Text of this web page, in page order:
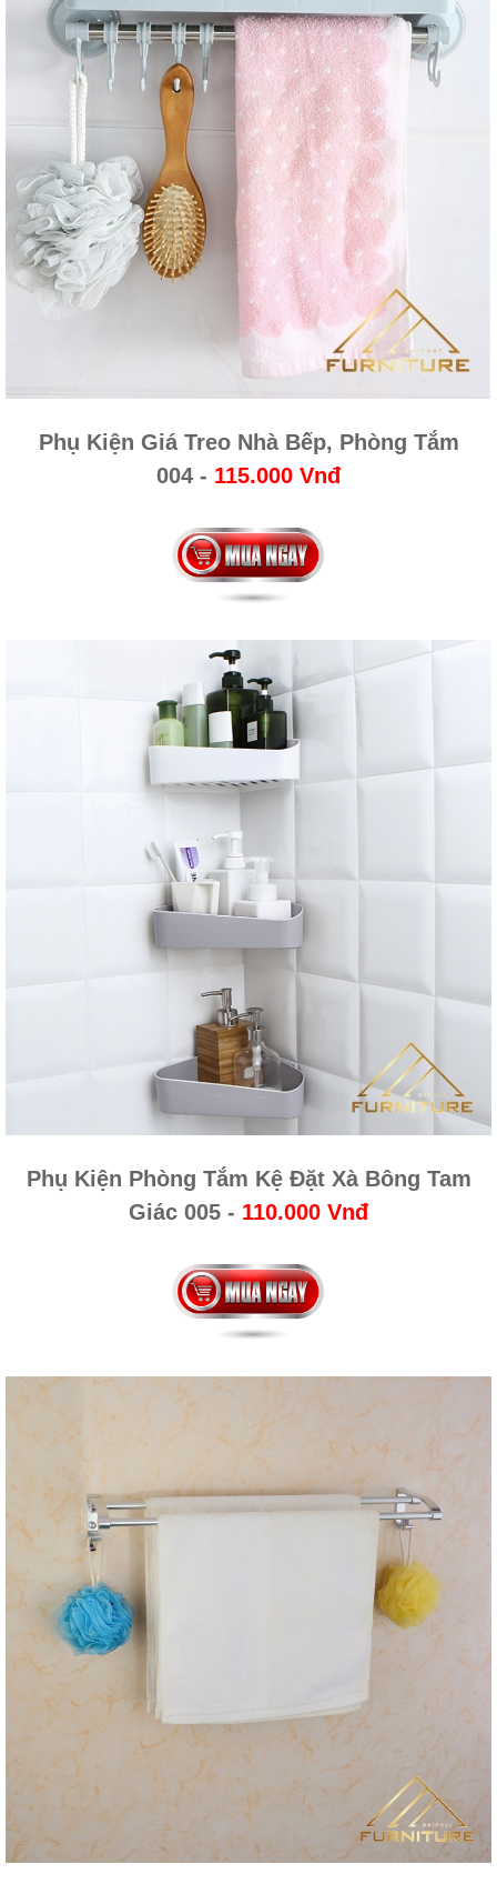
Phụ Kiện Giá Treo Nhà Bếp, Phòng Tắm
004 - 115.000 Vnđ
Phụ Kiện Phòng Tắm Kệ Đặt Xà Bông Tam
Giác 005 - 110.000 Vnđ